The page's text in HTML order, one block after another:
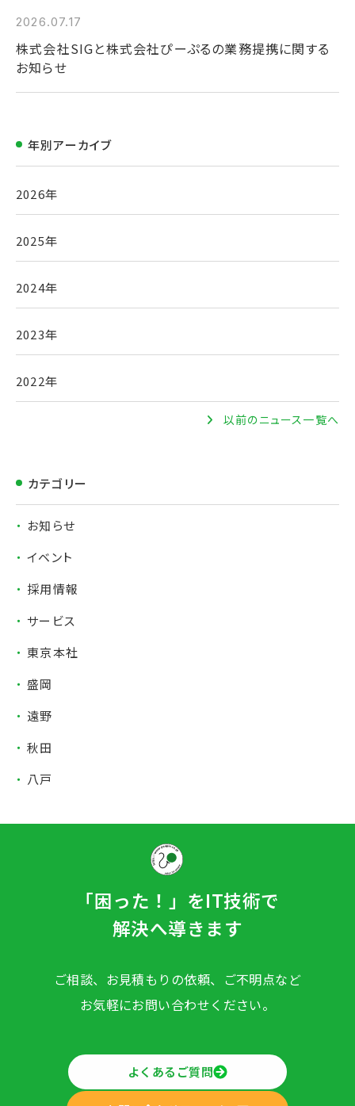
2026.07.17
株式会社SIGと株式会社ぴーぷるの業務提携に関する
お知らせ
年別アーカイブ
2026年
2025年
2024年
2023年
2022年
以前のニュース一覧へ
カテゴリー
お知らせ
イベント
採用情報
サービス
東京本社
盛岡
遠野
秋田
八戸
「困った！」をIT技術で
解決へ導きます
ご相談、お見積もりの依頼、ご不明点など
お気軽にお問い合わせください。
よくあるご質問